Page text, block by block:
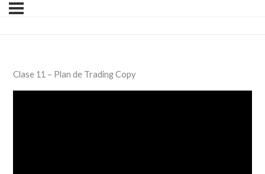
Clase 11 – Plan de Trading Copy